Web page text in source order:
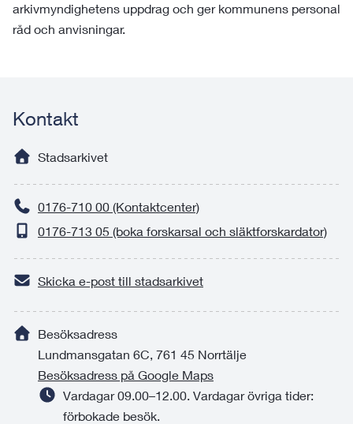
arkivmyndighetens uppdrag och ger kommunens personal
råd och anvisningar.
Kontakt
Stadsarkivet
0176-710 00 (Kontaktcenter)
0176-713 05 (boka forskarsal och släktforskardator)
Skicka e-post till stadsarkivet
Besöksadress
Lundmansgatan 6C, 761 45 Norrtälje
Besöksadress på Google Maps
Vardagar 09.00–12.00. Vardagar övriga tider:
förbokade besök.